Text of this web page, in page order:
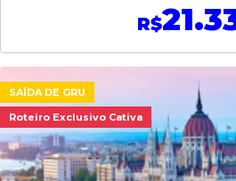
R$
SAÍDA DE GRU
Roteiro Exclusivo Cativa